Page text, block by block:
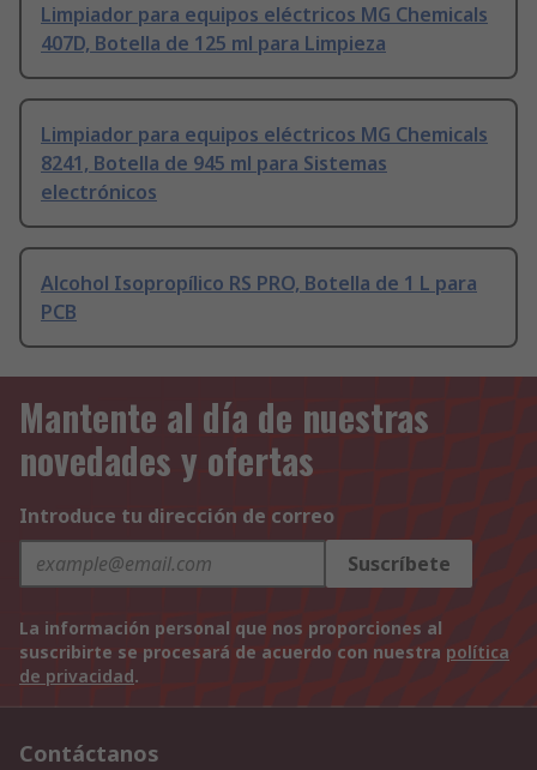
Limpiador para equipos eléctricos MG Chemicals
407D, Botella de 125 ml para Limpieza
Limpiador para equipos eléctricos MG Chemicals
8241, Botella de 945 ml para Sistemas
electrónicos
Alcohol Isopropílico RS PRO, Botella de 1 L para
PCB
Mantente al día de nuestras
novedades y ofertas
Introduce tu dirección de correo
Suscríbete
La información personal que nos proporciones al
suscribirte se procesará de acuerdo con nuestra política
de privacidad.
Contáctanos